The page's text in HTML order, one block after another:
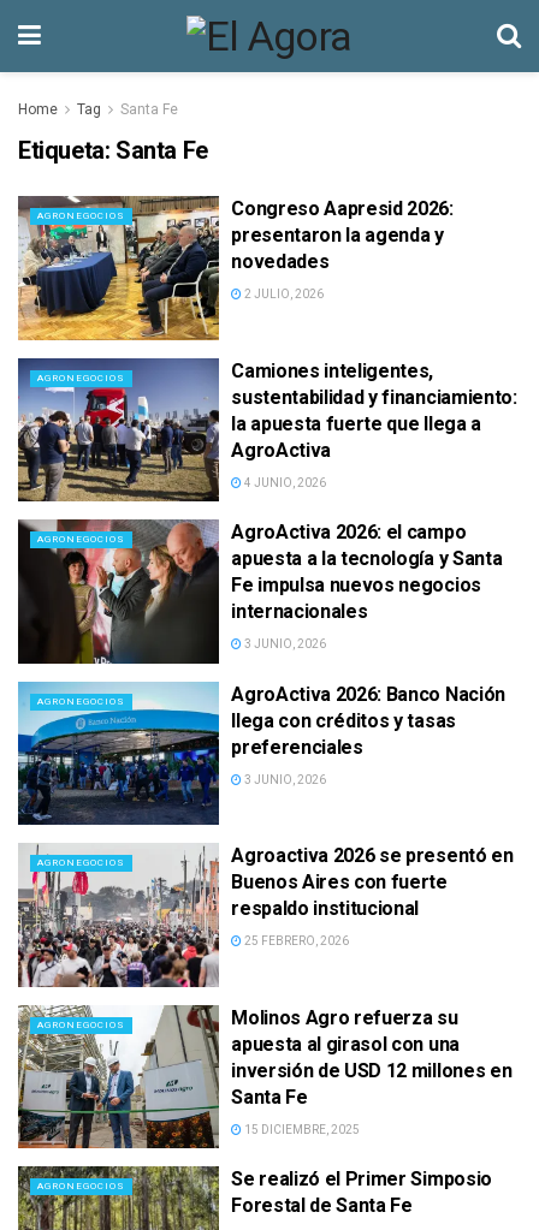
Home Tag Santa Fe
Etiqueta: Santa Fe
AGRONEGOCIOS
Congreso Aapresid 2026:
presentaron la agenda y
novedades
2 JULIO, 2026
AGRONEGOCIOS
Camiones inteligentes,
sustentabilidad y financiamiento:
la apuesta fuerte que llega a
AgroActiva
4 JUNIO, 2026
AGRONEGOCIOS
AgroActiva 2026: el campo
apuesta a la tecnología y Santa
Fe impulsa nuevos negocios
internacionales
3 JUNIO, 2026
AGRONEGOCIOS
AgroActiva 2026: Banco Nación
llega con créditos y tasas
preferenciales
3 JUNIO, 2026
AGRONEGOCIOS
Agroactiva 2026 se presentó en
Buenos Aires con fuerte
respaldo institucional
25 FEBRERO, 2026
AGRONEGOCIOS
Molinos Agro refuerza su
apuesta al girasol con una
inversión de USD 12 millones en
Santa Fe
15 DICIEMBRE, 2025
AGRONEGOCIOS
Se realizó el Primer Simposio
Forestal de Santa Fe